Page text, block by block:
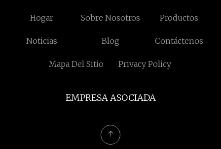
Hogar Sobre Nosotros Productos
Noticias Blog Contáctenos
Mapa Del Sitio Privacy Policy
EMPRESA ASOCIADA